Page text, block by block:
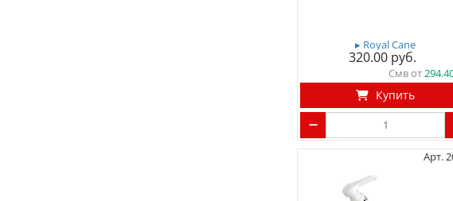
▸ Royal Cane
320.00
Смв от
Купить
Арт.